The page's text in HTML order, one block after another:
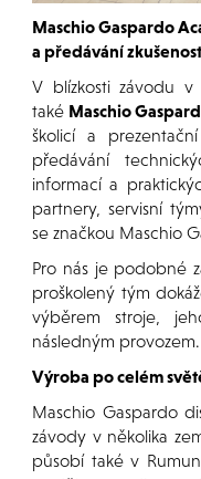
Maschio Gaspardo
a předávání
V blízkosti závodu v
také Maschio
školicí a
předávání
informací a
partnery, servisní
se značkou Maschio
Pro nás je podobné
proškolený tým
výběrem stroje,
následným provozem.
Výroba po celém
Maschio Gaspardo
závody v několika
působí také v